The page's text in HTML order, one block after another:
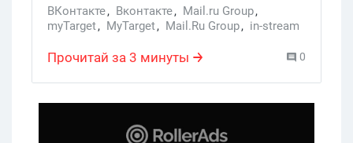
ВКонтакте, Вконтакте, Mail.ru Group,
myTarget, MyTarget, Mail.Ru Group, in-stream
Прочитай за 3 минуты 0